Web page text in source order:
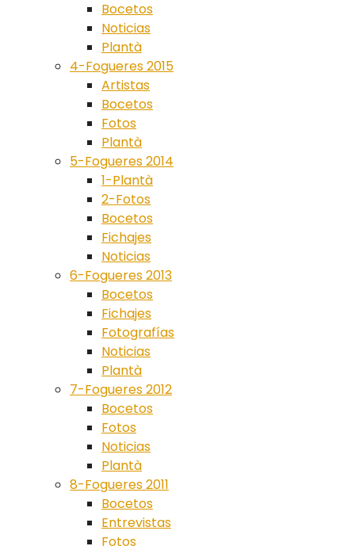
Bocetos
Noticias
Plantà
4-Fogueres 2015
Artistas
Bocetos
Fotos
Plantà
5-Fogueres 2014
1-Plantà
2-Fotos
Bocetos
Fichajes
Noticias
6-Fogueres 2013
Bocetos
Fichajes
Fotografías
Noticias
Plantà
7-Fogueres 2012
Bocetos
Fotos
Noticias
Plantà
8-Fogueres 2011
Bocetos
Entrevistas
Fotos